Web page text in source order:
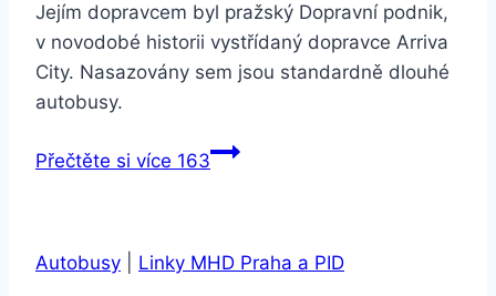
Jejím dopravcem byl pražský Dopravní podnik,
v novodobé historii vystřídaný dopravce Arriva
City. Nasazovány sem jsou standardně dlouhé
autobusy.
Přečtěte si více 163
Autobusy Linky MHD Praha a PID